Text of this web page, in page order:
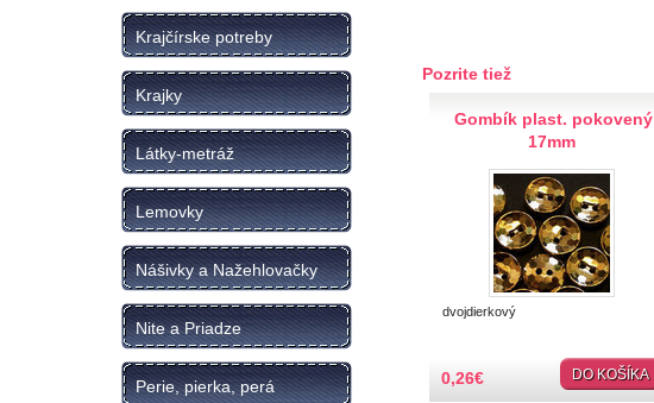
Krajčírske potreby
Krajky
Látky-metráž
Lemovky
Nášivky a Nažehlovačky
Nite a Priadze
Perie, pierka, perá
Pozrite tiež
Gombík plast. pokovený
17mm
dvojdierkový
0,26€ DO KOŠÍKA